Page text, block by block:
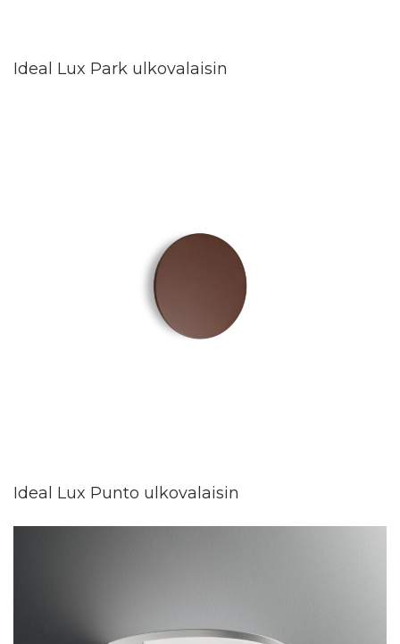
Ideal Lux Park ulkovalaisin
Ideal Lux Punto ulkovalaisin